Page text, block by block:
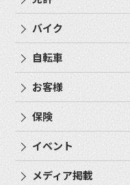
バイク
自転車
お客様
保険
イベント
メディア掲載